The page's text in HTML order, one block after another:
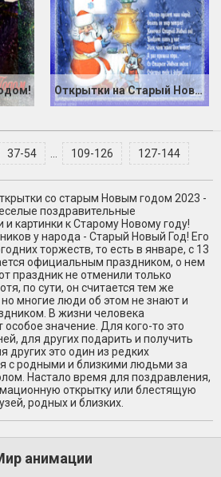
Открытки на Старый Новый Год
37-54 ... 109-126 127-144
со старым Новым годом 2023 -
поздравительные
картинки к Старому Новому году!
у народа - Старый Новый Год! Его
торжеств, то есть в январе, с 13
официальным праздником, о нем
праздник не отменили только
по сути, он считается тем же
многие люди об этом не знают и
В жизни человека
значение. Для кого-то это
для других подарить и получить
других это один из редких
с родными и близкими людьми за
Настало время для поздравления,
открытку или блестящую
родных и близких.
анимации